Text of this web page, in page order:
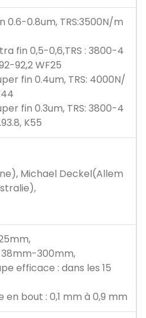
0.6-0.8um, TRS:3500N/m
fin 0,5-0,6,TRS : 3800-4
92,2 WF25
fin 0.4um, TRS: 4000N/
fin 0.3um, TRS: 3800-4
K55
Michael Deckel(Allem
38mm-300mm,
efficace : dans les 15
en bout : 0,1 mm à 0,9 mm